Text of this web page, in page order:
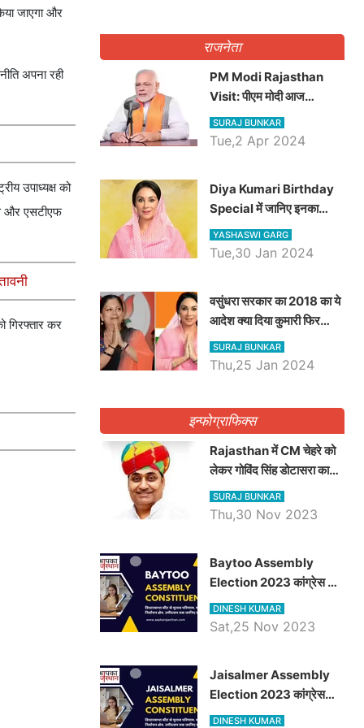
जाएगा और
अपना रही
उपाध्यक्ष को
और एसटीएफ
गिरफ्तार कर
राजनेता
PM Modi Rajasthan
Visit: पीएम मोदी आज
राजस्थान में कोटपूतली में करेंगे
विशाल रैली, एक सभा से 8 सीटों
SURAJ BUNKAR
Tue,2 Apr 2024
Diya Kumari Birthday
Special में जानिए इनका
राजकुमारी से राजस्थान की
डिप्टी सीएम बनने तक का सफर,
YASHASWI GARG
Tue,30 Jan 2024
वसुंधरा सरकार का 2018 का ये
आदेश क्या दिया कुमारी फिर
करेंगी लागू? कांग्रेस सरकार ने
किया था निरस्त
SURAJ BUNKAR
Thu,25 Jan 2024
इन्फोग्राफिक्स
Rajasthan में CM चेहरे को
लेकर गोविंद सिंह डोटासरा का
बड़ा बयान आया सामने, जानें
विचार
SURAJ BUNKAR
Thu,30 Nov 2023
Baytoo Assembly
Election 2023 कांग्रेस से
हरीश चौधरी तो बालाराम मुंड होंगे
भाजपा उम्मीदवार, जानिये बायतू
DINESH KUMAR
Sat,25 Nov 2023
​​​​​​​Jaisalmer Assembly
Election 2023 कांग्रेस
रूपा राम मेघवाल तो छोटु सिंह
DINESH KUMAR